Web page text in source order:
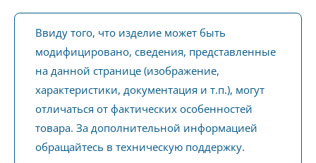
Ввиду того, что изделие может быть
модифицировано, сведения, представленные
на данной странице (изображение,
характеристики, документация и т.п.), могут
отличаться от фактических особенностей
товара. За дополнительной информацией
обращайтесь в техническую поддержку.